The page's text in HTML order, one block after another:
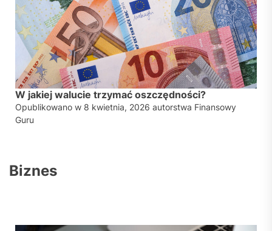
W jakiej walucie trzymać oszczędności?
Opublikowano w 8 kwietnia, 2026 autorstwa Finansowy
Guru
Biznes